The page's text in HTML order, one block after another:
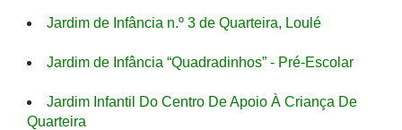
Jardim de Infância n.º 3 de Quarteira, Loulé
Jardim de Infância “Quadradinhos” - Pré-Escolar
Jardim Infantil Do Centro De Apoio À Criança De
Quarteira